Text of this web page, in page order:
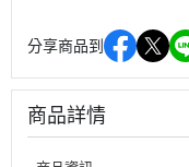
分享商品到
商品詳情